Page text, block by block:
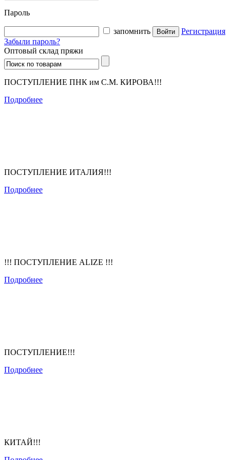
Пароль
запомнить
Регистрация
Забыли пароль?
Оптовый склад пряжи
ПОСТУПЛЕНИЕ ПНК им С.М. КИРОВА!!!
Подробнее
ПОСТУПЛЕНИЕ ИТАЛИЯ!!!
Подробнее
!!! ПОСТУПЛЕНИЕ ALIZE !!!
Подробнее
ПОСТУПЛЕНИЕ!!!
Подробнее
КИТАЙ!!!